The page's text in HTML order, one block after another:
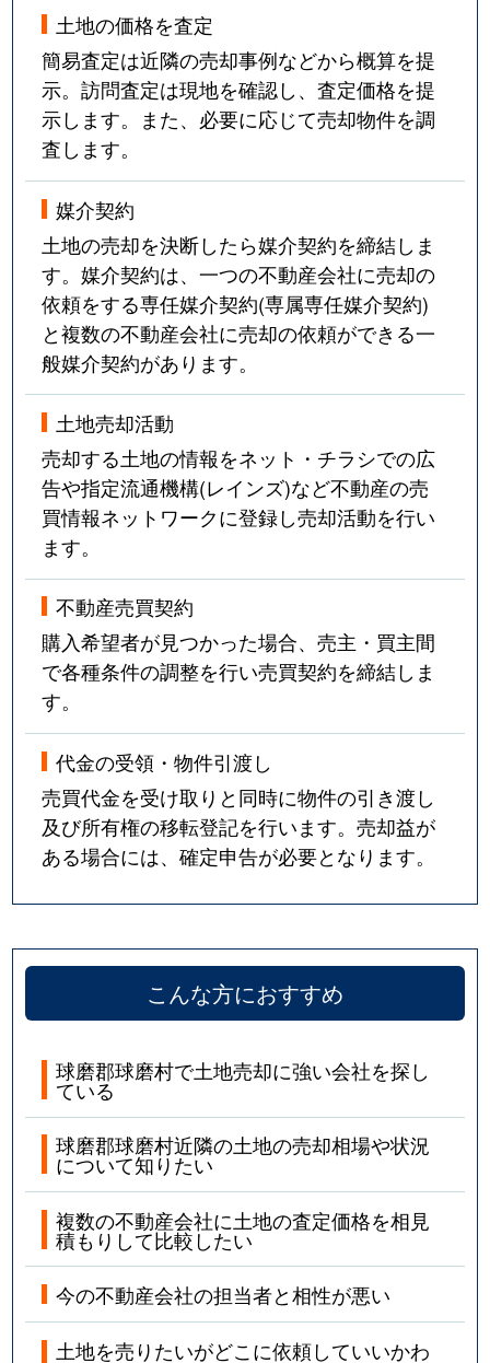
土地の価格を査定
簡易査定は近隣の売却事例などから概算を提
示。訪問査定は現地を確認し、査定価格を提
示します。また、必要に応じて売却物件を調
査します。
媒介契約
土地の売却を決断したら媒介契約を締結しま
す。媒介契約は、一つの不動産会社に売却の
依頼をする専任媒介契約(専属専任媒介契約)
と複数の不動産会社に売却の依頼ができる一
般媒介契約があります。
土地売却活動
売却する土地の情報をネット・チラシでの広
告や指定流通機構(レインズ)など不動産の売
買情報ネットワークに登録し売却活動を行い
ます。
不動産売買契約
購入希望者が見つかった場合、売主・買主間
で各種条件の調整を行い売買契約を締結しま
す。
代金の受領・物件引渡し
売買代金を受け取りと同時に物件の引き渡し
及び所有権の移転登記を行います。売却益が
ある場合には、確定申告が必要となります。
こんな方におすすめ
球磨郡球磨村で土地売却に強い会社を探し
ている
球磨郡球磨村近隣の土地の売却相場や状況
について知りたい
複数の不動産会社に土地の査定価格を相見
積もりして比較したい
今の不動産会社の担当者と相性が悪い
土地を売りたいがどこに依頼していいかわ